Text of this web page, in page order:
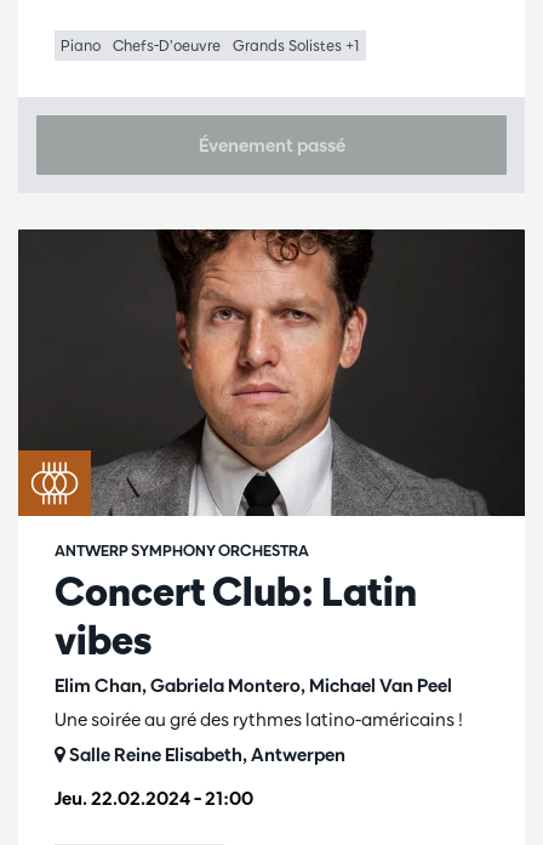
Piano Chefs-D’oeuvre Grands Solistes +1
Évenement passé
Concert Club: Latin
vibes
Elim Chan, Gabriela Montero, Michael Van Peel
ANTWERP SYMPHONY ORCHESTRA
Jeu. 22.02.2024– 21:00
Une soirée au gré des rythmes latino-américains !
Salle Reine Elisabeth, Antwerpen